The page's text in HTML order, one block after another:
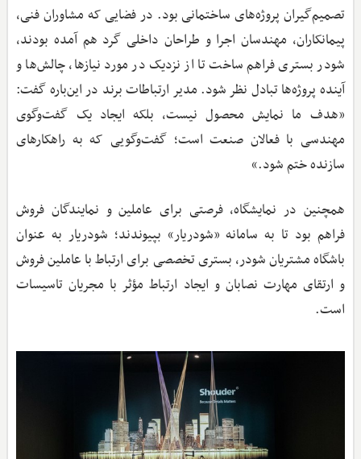
تصمیم‌گیران پروژه‌های ساختمانی بود. در فضایی که مشاوران فنی،
پیمانکاران، مهندسان اجرا و طراحان داخلی گرد هم آمده بودند،
شودر بستری فراهم ساخت تا از نزدیک در مورد نیازها، چالش‌ها و
آینده پروژه‌ها تبادل نظر شود. مدیر ارتباطات برند در این‌باره گفت:
«هدف ما نمایش محصول نیست، بلکه ایجاد یک گفت‌وگوی
مهندسی با فعالان صنعت است؛ گفت‌وگویی که به راهکارهای
سازنده ختم شود.»
همچنین در نمایشگاه، فرصتی برای عاملین و نمایندگان فروش
فراهم بود تا به سامانه «شودریار» بپیوندند؛ شودریار به عنوان
باشگاه مشتریان شودر، بستری تخصصی برای ارتباط با عاملین فروش
و ارتقای مهارت نصابان و ایجاد ارتباط مؤثر با مجریان تاسیسات
است.